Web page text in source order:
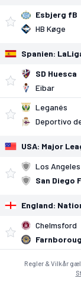
Esbjerg fB
HB Køge
Spanien:
SD Huesca
Eibar
Leganés
Deportivo
USA: Major
Los Angeles
San Diego
England:
Chelmsford
Regler & Vilkår